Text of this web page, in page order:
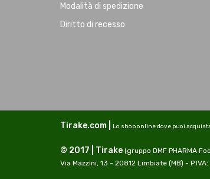
Modalità di spedizione
Diritto di recesso
Tirake.com | Lo shop online dove puoi
© 2017 | Tirake (gruppo DMF PHARMA
Via Mazzini, 13 - 20812 Limbiate (MB) -